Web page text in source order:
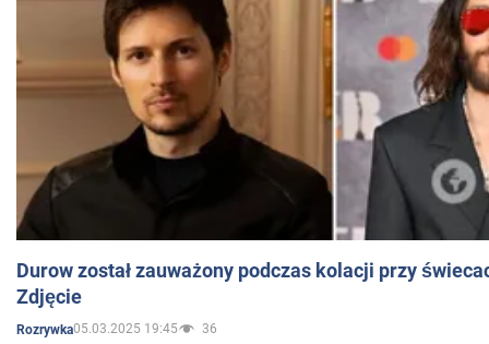
Durow został zauważony podczas kolacji przy
Zdjęcie
Rozrywka05.03.2025 19:45 36